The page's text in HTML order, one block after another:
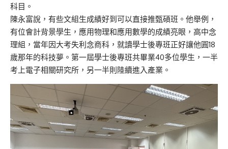
科目。
陳永富說，有些文組生成績好到可以直接推甄碩班。他舉例，
有位會計背景學生，應用物理和應用數學的成績亮眼，高中念
理組，當年因大考失利念商科，就讀學士後專班正好讓他圓18
歲那年的科技夢。第一屆學士後專班共畢業40多位學生，一半
考上電子相關研究所，另一半則陸續進入產業。